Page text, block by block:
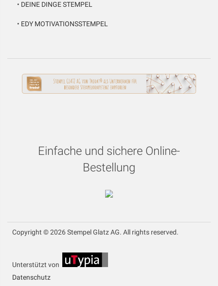
• DEINE DINGE STEMPEL
• EDY MOTIVATIONSSTEMPEL
Einfache und sichere Online-
Bestellung
Copyright © 2026 Stempel Glatz AG. All rights reserved.
Unterstützt von
Datenschutz